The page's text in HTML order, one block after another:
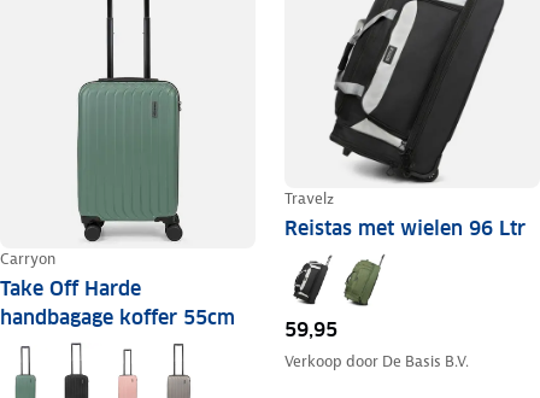
Carryon
Take Off Harde
handbagage koffer 55cm
Travelz
Reistas met wielen 96 Ltr
59,95
Verkoop door De Basis B.V.